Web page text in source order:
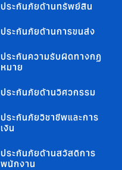
ประกันภัยด้านทรัพย์สิน
ประกันภัยด้านการขนส่ง
ประกันความรับผิดทางกฏ
หมาย
ประกันภัยด้านวิศวกรรม
ประกันภัยวิชาชีพและการ
เงิน
ประกันภัยด้านสวัสดิการ
พนักงาน